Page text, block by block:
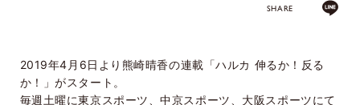
SHARE
2019年4月6日より熊崎晴香の連載「ハルカ 伸るか！反る
か！」がスタート。
毎週土曜に東京スポーツ、中京スポーツ、大阪スポーツにて